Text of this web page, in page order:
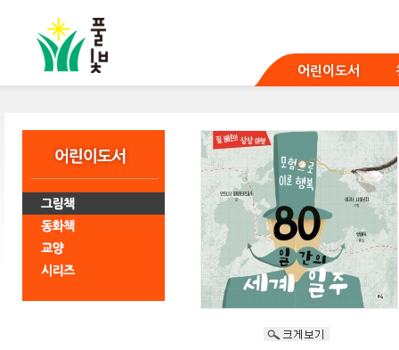
어린이도서